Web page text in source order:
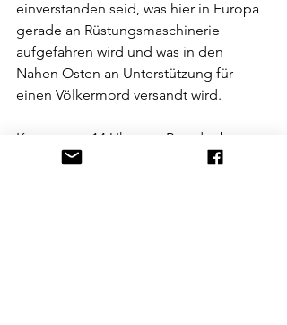
einverstanden seid, was hier in Europa
gerade an Rüstungsmaschinerie
aufgefahren wird und was in den
Nahen Osten an Unterstützung für
einen Völkermord versandt wird.
Kommt um 14 Uhr zum Brandenburger